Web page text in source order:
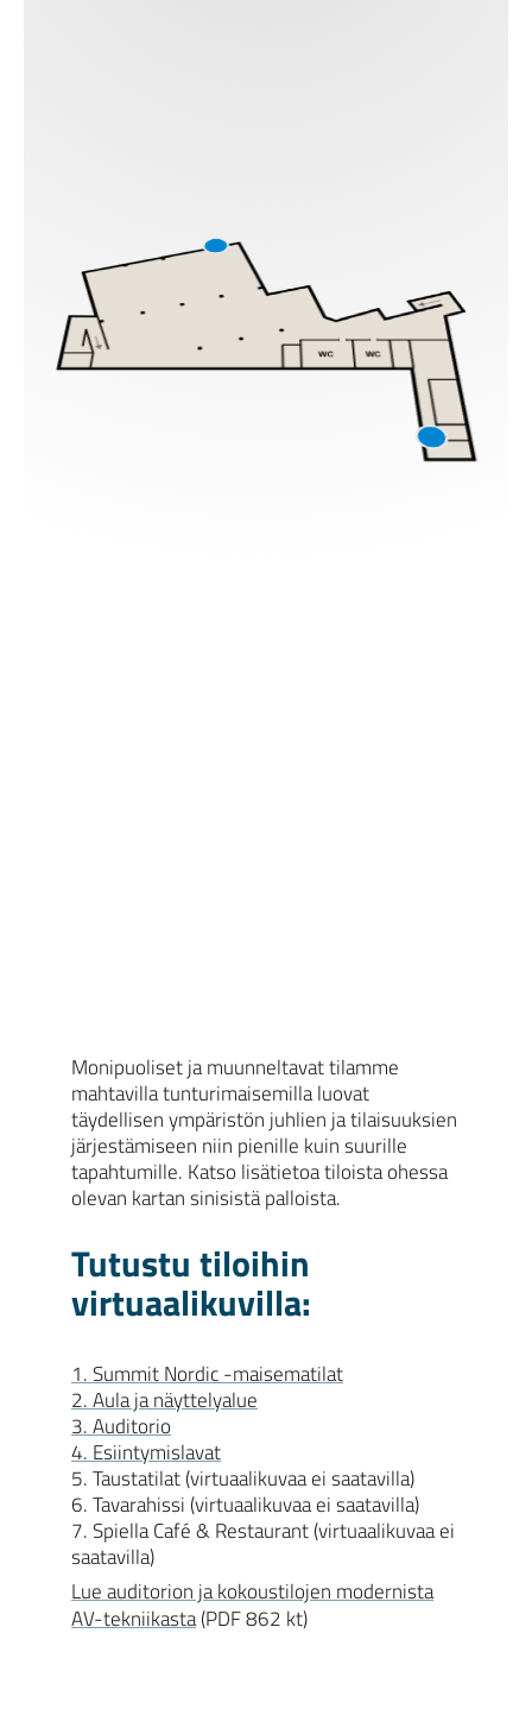
Monipuoliset ja muunneltavat tilamme
mahtavilla tunturimaisemilla luovat
täydellisen ympäristön juhlien ja tilaisuuksien
järjestämiseen niin pienille kuin suurille
tapahtumille. Katso lisätietoa tiloista ohessa
olevan kartan sinisistä palloista.
Tutustu tiloihin
virtuaalikuvilla:
1. Summit Nordic -maisematilat
2. Aula ja näyttelyalue
3. Auditorio
4. Esiintymislavat
5. Taustatilat (virtuaalikuvaa ei saatavilla)
6. Tavarahissi (virtuaalikuvaa ei saatavilla)
7. Spiella Café & Restaurant (virtuaalikuvaa ei
saatavilla)
Lue auditorion ja kokoustilojen modernista
AV-tekniikasta (PDF 862 kt)